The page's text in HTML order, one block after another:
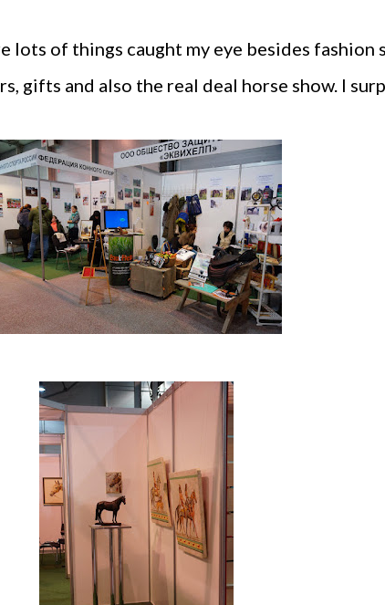
lots of things caught my eye besides fashion
gifts and also the real deal horse show. I